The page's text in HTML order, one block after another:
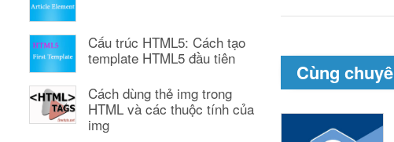
Cấu trúc HTML5: Cách tạo
template HTML5 đầu tiên
Cách dùng thẻ img trong
HTML và các thuộc tính của
img
Cùng